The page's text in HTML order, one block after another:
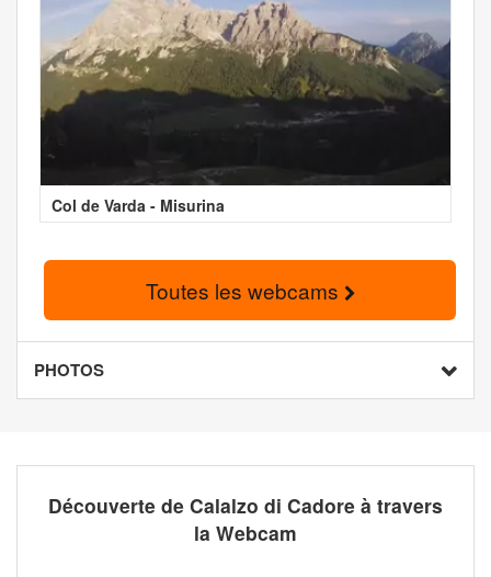
Col de Varda - Misurina
Toutes les webcams
PHOTOS
Découverte de Calalzo di Cadore à travers
la Webcam